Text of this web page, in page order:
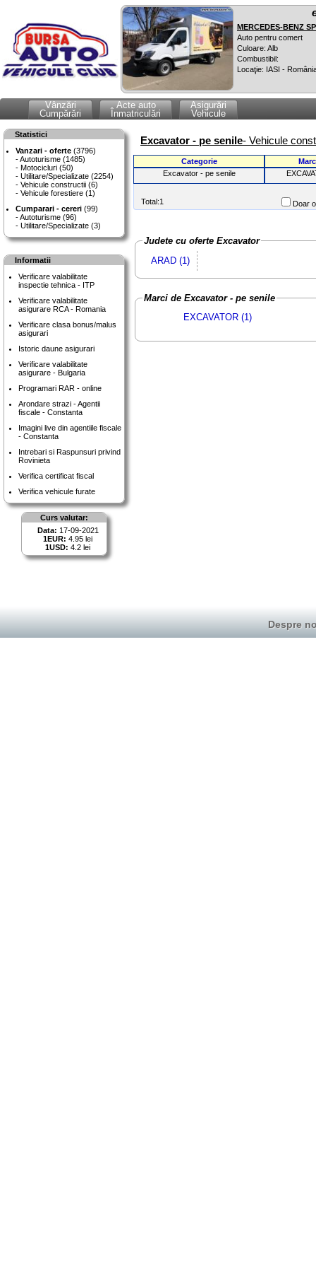
MERCEDES-BENZ
Auto pentru comert
Culoare: Alb
Combustibil:
Locaţie: IASI -
Vânzări
Cumpărări
Acte auto
Înmatriculări
Asigurări
Vehicule
Statistici
Vanzari - oferte (3796)
Autoturisme (1485)
Motocicluri (50)
Utilitare/Specializate (2254)
Vehicule constructii (6)
Vehicule forestiere (1)
Cumparari - cereri (99)
Autoturisme (96)
Utilitare/Specializate (3)
Informatii
Verificare valabilitate
inspectie tehnica - ITP
Verificare valabilitate
asigurare RCA - Romania
Verificare clasa bonus/malus
asigurari
Istoric daune asigurari
Verificare valabilitate
asigurare - Bulgaria
Programari RAR - online
Arondare strazi - Agentii
fiscale - Constanta
Imagini live din agentiile fiscale
- Constanta
Intrebari si Raspunsuri privind
Rovinieta
Verifica certificat fiscal
Verifica vehicule furate
Curs valutar:
Data: 17-09-2021
1EUR: 4.95 lei
1USD: 4.2 lei
Excavator - pe senile- Vehicule
Categorie
Excavator - pe senile
Total:1 Doar
Judete cu oferte Excavator
ARAD (1)
Marci de Excavator - pe senile
EXCAVATOR (1)
Despre